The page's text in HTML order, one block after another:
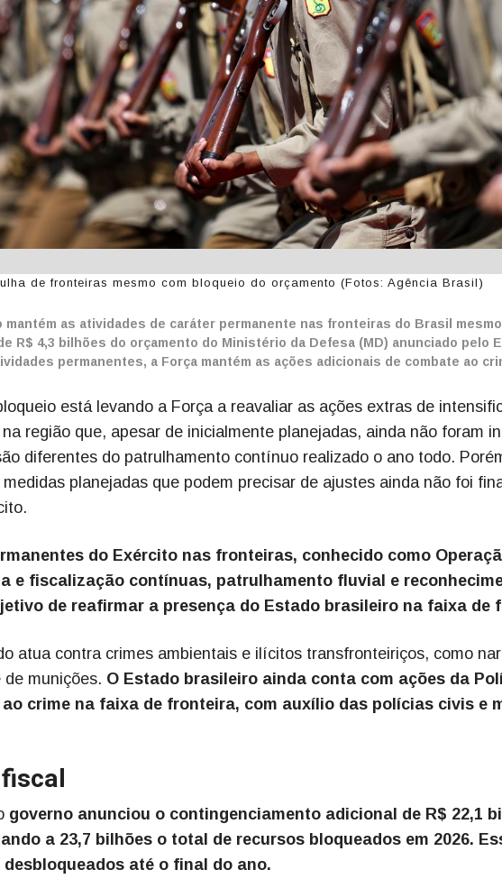
de fronteiras mesmo com bloqueio do orçamento (Fotos: Agência Brasil)
as atividades de caráter permanente nas fronteiras do Brasil
R$ 4,3 bilhões do orçamento do Ministério da Defesa (MD) anunciado pelo
permanentes, a Força mantém as ações adicionais de combate ao
está levando a Força a reavaliar as ações extras de
região que, apesar de inicialmente planejadas, ainda não foram
diferentes do patrulhamento contínuo realizado o ano todo.
planejadas que podem precisar de ajustes ainda não foi
do Exército nas fronteiras, conhecido como
e fiscalização contínuas, patrulhamento fluvial e
de reafirmar a presença do Estado brasileiro na faixa de
atua contra crimes ambientais e ilícitos transfronteiriços, como
munições. O Estado brasileiro ainda conta com ações da
ao crime na faixa de fronteira, com auxílio das polícias civis e
governo anunciou o contingenciamento adicional de R$ 22,1
a 23,7 bilhões o total de recursos bloqueados em 2026.
desbloqueados até o final do ano.